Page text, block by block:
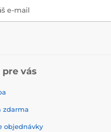
e-mail
vás
zdarma
objednávky